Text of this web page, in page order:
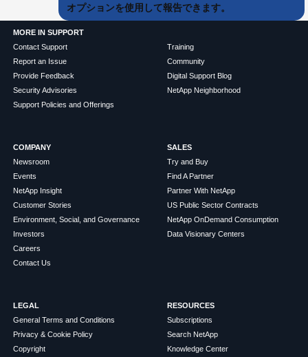
オプションを使用して報告できます。
MORE IN SUPPORT
Contact Support
Report an Issue
Provide Feedback
Security Advisories
Support Policies and Offerings
Training
Community
Digital Support Blog
NetApp Neighborhood
COMPANY
Newsroom
Events
NetApp Insight
Customer Stories
Environment, Social, and Governance
Investors
Careers
Contact Us
SALES
Try and Buy
Find A Partner
Partner With NetApp
US Public Sector Contracts
NetApp OnDemand Consumption
Data Visionary Centers
LEGAL
General Terms and Conditions
Privacy & Cookie Policy
Copyright
RESOURCES
Subscriptions
Search NetApp
Knowledge Center